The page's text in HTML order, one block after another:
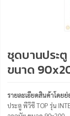
ชุดบานประตู
ขนาด
รายละเอียดสินค้าโดยย่
ประตู พีวีซี TOP รุ่น